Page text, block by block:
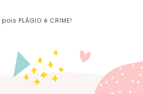
PLÁGIO é CRIME!